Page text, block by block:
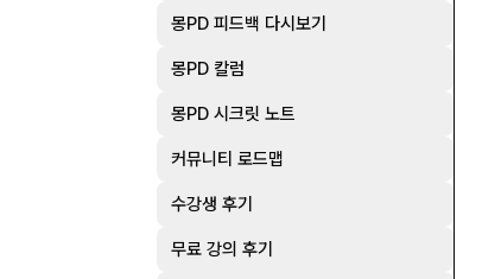
몽PD 피드백 다시보기
몽PD 칼럼
몽PD 시크릿 노트
커뮤니티 로드맵
수강생 후기
무료 강의 후기